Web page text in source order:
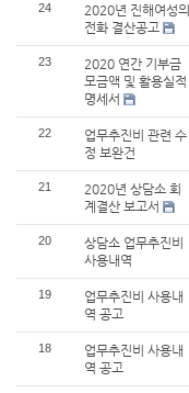
24
2020년 진해여성의
전화 결산공고
23
2020 연간 기부금
모금액 및 활용실적
명세서
22
업무추진비 관련 수
정 보완건
21
2020년 상담소 회
계결산 보고서
20
상담소 업무추진비
사용내역
19
업무추진비 사용내
역 공고
18
업무추진비 사용내
역 공고